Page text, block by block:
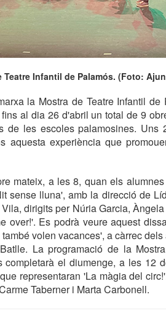
Infantil de Palamós. (Foto:
la Mostra de Teatre Infantil
al dia 26 d'abril un total de 9
de les escoles palamosines. Uns
aquesta experiència que
mateix, a les 8, quan els
sense lluna', amb la direcció de
dirigits per Núria Garcia,
over!'. Es podrà veure aquest
volen vacances', a càrrec
La programació de la
completarà el diumenge, a les 12
representaran 'La màgia del
Taberner i Marta Carbonell.